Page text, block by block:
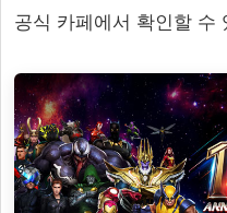
공식 카페에서 확인할 수